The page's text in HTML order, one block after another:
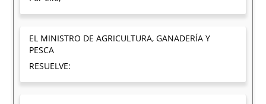
EL MINISTRO DE AGRICULTURA, GANADERÍA Y
PESCA
RESUELVE: